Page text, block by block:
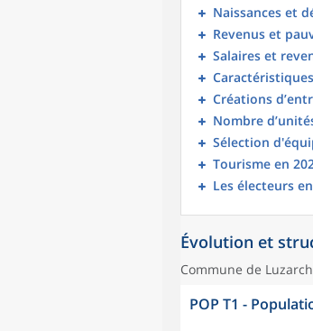
Naissances et
Revenus et
Salaires et
Créations
Nombre
Sélection
Tourisme en
Les électeurs
Évolution et
Commune de
POP T1 -